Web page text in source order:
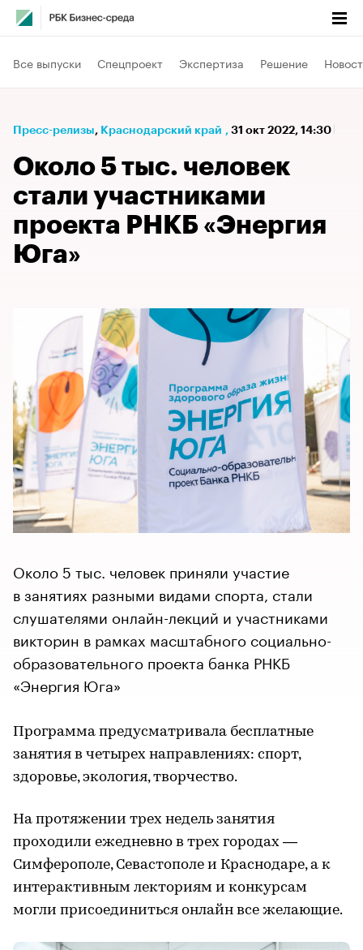
Все выпуски Спецпроект Экспертиза Решение
Пресс-релизы⁠, Краснодарский край , 31 окт 2022, 14:30
Около 5 тыс. человек
стали участниками
проекта РНКБ «Энергия
Юга»
Около 5 тыс. человек приняли участие
в занятиях разными видами спорта, стали
слушателями онлайн-лекций и участниками
викторин в рамках масштабного социально-
образовательного проекта банка РНКБ
«Энергия Юга»
Программа предусматривала бесплатные
занятия в четырех направлениях: спорт,
здоровье, экология, творчество.
На протяжении трех недель занятия
проходили ежедневно в трех городах —
Симферополе, Севастополе и Краснодаре, а к
интерактивным лекториям и конкурсам
могли присоединиться онлайн все желающие.